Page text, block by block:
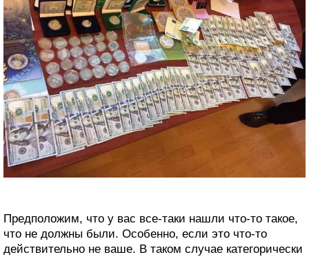
Предположим, что у вас все-таки нашли что-то такое,
что не должны были. Особенно, если это что-то
действительно не ваше. В таком случае категорически